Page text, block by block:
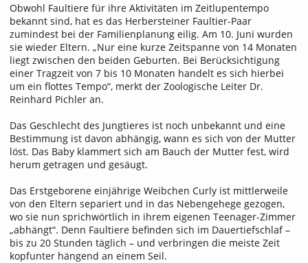
Obwohl Faultiere für ihre Aktivitäten im Zeitlupentempo
bekannt sind, hat es das Herbersteiner Faultier-Paar
zumindest bei der Familienplanung eilig. Am 10. Juni wurden
sie wieder Eltern. „Nur eine kurze Zeitspanne von 14 Monaten
liegt zwischen den beiden Geburten. Bei Berücksichtigung
einer Tragzeit von 7 bis 10 Monaten handelt es sich hierbei
um ein flottes Tempo“, merkt der Zoologische Leiter Dr.
Reinhard Pichler an.
Das Geschlecht des Jungtieres ist noch unbekannt und eine
Bestimmung ist davon abhängig, wann es sich von der Mutter
löst. Das Baby klammert sich am Bauch der Mutter fest, wird
herum getragen und gesäugt.
Das Erstgeborene einjährige Weibchen Curly ist mittlerweile
von den Eltern separiert und in das Nebengehege gezogen,
wo sie nun sprichwörtlich in ihrem eigenen Teenager-Zimmer
„abhängt“. Denn Faultiere befinden sich im Dauertiefschlaf –
bis zu 20 Stunden täglich – und verbringen die meiste Zeit
kopfunter hängend an einem Seil.